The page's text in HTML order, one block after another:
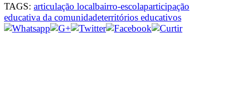
TAGS: articulação localbairro-escolaparticipação
educativa da comunidadeterritórios educativos